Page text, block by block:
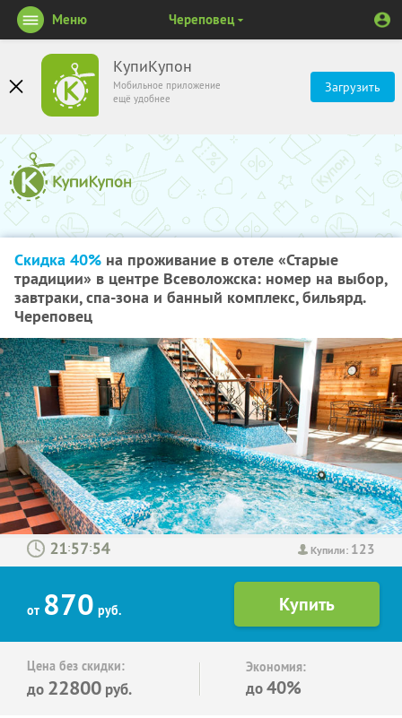
КупиКупон
Мобильное приложение
ещё удобнее
Загрузить
Меню Череповец
Скидка 40% на проживание в отеле «Старые
традиции» в центре Всеволожска: номер на выбор,
завтраки, спа-зона и банный комплекс, бильярд.
Череповец
Купили: 123
: :
от 870 руб.
Цена без скидки:
до 22800 руб.
Экономия:
до40%